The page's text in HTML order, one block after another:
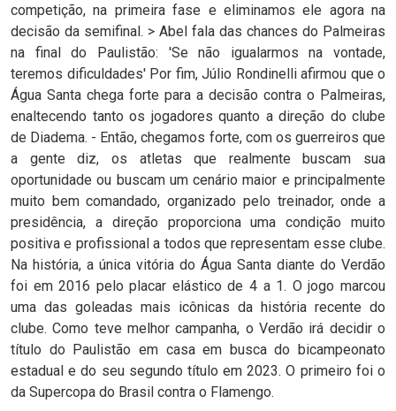
competição, na primeira fase e eliminamos ele agora na
decisão da semifinal. > Abel fala das chances do Palmeiras
na final do Paulistão: 'Se não igualarmos na vontade,
teremos dificuldades' Por fim, Júlio Rondinelli afirmou que o
Água Santa chega forte para a decisão contra o Palmeiras,
enaltecendo tanto os jogadores quanto a direção do clube
de Diadema. - Então, chegamos forte, com os guerreiros que
a gente diz, os atletas que realmente buscam sua
oportunidade ou buscam um cenário maior e principalmente
muito bem comandado, organizado pelo treinador, onde a
presidência, a direção proporciona uma condição muito
positiva e profissional a todos que representam esse clube.
Na história, a única vitória do Água Santa diante do Verdão
foi em 2016 pelo placar elástico de 4 a 1. O jogo marcou
uma das goleadas mais icônicas da história recente do
clube. Como teve melhor campanha, o Verdão irá decidir o
título do Paulistão em casa em busca do bicampeonato
estadual e do seu segundo título em 2023. O primeiro foi o
da Supercopa do Brasil contra o Flamengo.